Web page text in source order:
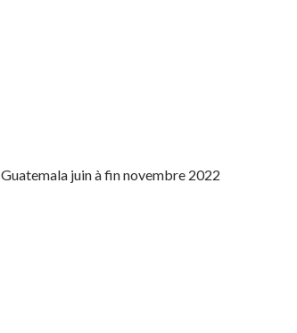
Guatemala juin à fin novembre 2022